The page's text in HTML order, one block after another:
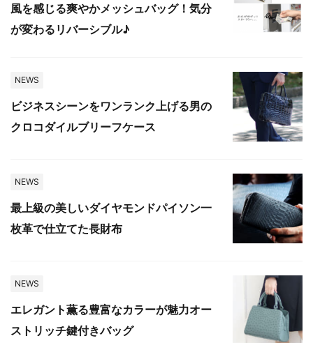
風を感じる爽やかメッシュバッグ！気分
が変わるリバーシブル♪
NEWS
ビジネスシーンをワンランク上げる男の
クロコダイルブリーフケース
NEWS
最上級の美しいダイヤモンドパイソン一
枚革で仕立てた長財布
NEWS
エレガント薫る豊富なカラーが魅力オー
ストリッチ鍵付きバッグ